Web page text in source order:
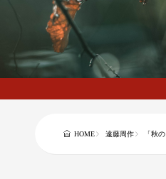
HOME 遠藤周作 「秋